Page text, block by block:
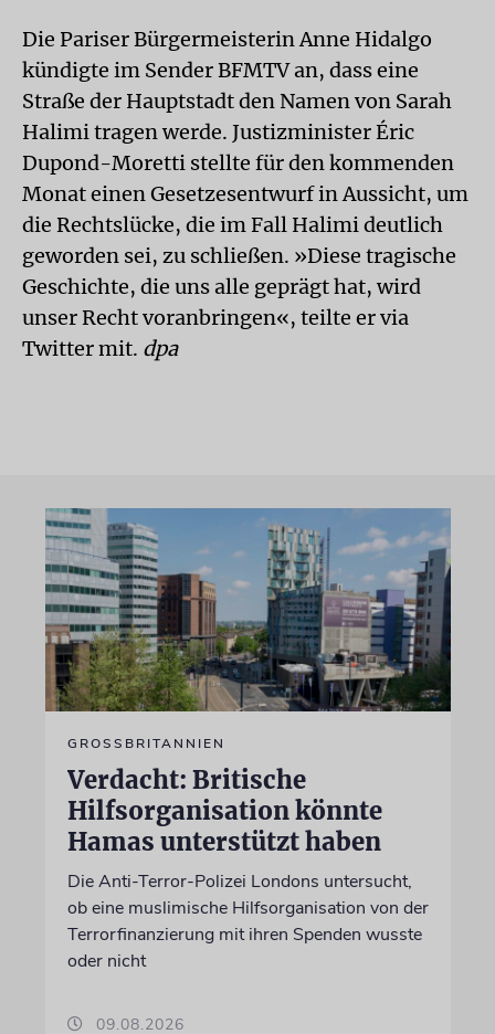
Die Pariser Bürgermeisterin Anne Hidalgo
kündigte im Sender BFMTV an, dass eine
Straße der Hauptstadt den Namen von Sarah
Halimi tragen werde. Justizminister Éric
Dupond-Moretti stellte für den kommenden
Monat einen Gesetzesentwurf in Aussicht, um
die Rechtslücke, die im Fall Halimi deutlich
geworden sei, zu schließen. »Diese tragische
Geschichte, die uns alle geprägt hat, wird
unser Recht voranbringen«, teilte er via
Twitter mit. dpa
GROSSBRITANNIEN
Verdacht: Britische
Hilfsorganisation könnte
Hamas unterstützt haben
Die Anti-Terror-Polizei Londons untersucht,
ob eine muslimische Hilfsorganisation von der
Terrorfinanzierung mit ihren Spenden wusste
oder nicht
09.08.2026